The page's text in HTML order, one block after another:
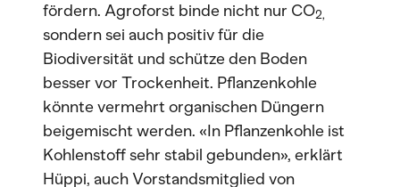
fördern. Agroforst binde nicht nur CO2,
sondern sei auch positiv für die
Biodiversität und schütze den Boden
besser vor Trockenheit. Pflanzenkohle
könnte vermehrt organischen Düngern
beigemischt werden. «In Pflanzenkohle ist
Kohlenstoff sehr stabil gebunden», erklärt
Hüppi, auch Vorstandsmitglied von